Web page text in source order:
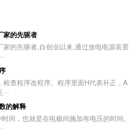
家的先驱者
的先驱者,自创业以来,通过放电电源装置
查程序改程序。程序里面H代表补正，A
的解释
间，也就是在电极间施加有电压的时间。